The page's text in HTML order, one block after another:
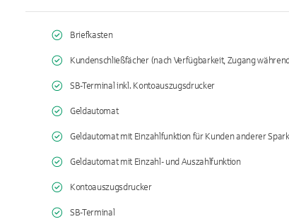
Briefkasten
Kundenschließfächer (nach Verfügbarkeit, Zugang
SB-Terminal inkl. Kontoauszugsdrucker
Geldautomat
Geldautomat mit Einzahlfunktion für Kunden anderer
Geldautomat mit Einzahl- und Auszahlfunktion
Kontoauszugsdrucker
SB-Terminal